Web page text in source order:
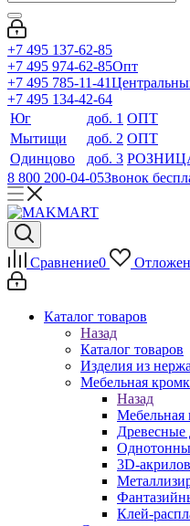
+7 495 137-62-85
+7 495 974-62-85Опт
+7 495 785-11-41
+7 495 134-42-64
Юг
доб. 1 ОПТ
Мытищи
доб. 2 ОПТ
Одинцово
доб. 3
8 800 200-04-05Звонок
Сравнение0
Каталог товаров
Назад
Каталог товаров
Изделия из
Мебельная
Назад
Мебельная
Древесные
3D-
Клей-